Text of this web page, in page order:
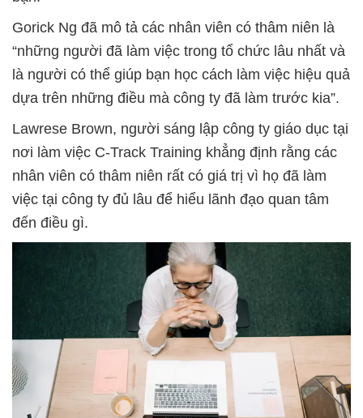
Gorick Ng đã mô tả các nhân viên có thâm niên là
“những người đã làm việc trong tổ chức lâu nhất và
là người có thể giúp bạn học cách làm việc hiệu quả
dựa trên những điều mà công ty đã làm trước kia”.
Lawrese Brown, người sáng lập công ty giáo dục tại
nơi làm việc C-Track Training khẳng định rằng các
nhân viên có thâm niên rất có giá trị vì họ đã làm
việc tại công ty đủ lâu để hiểu lãnh đạo quan tâm
đến điều gì.